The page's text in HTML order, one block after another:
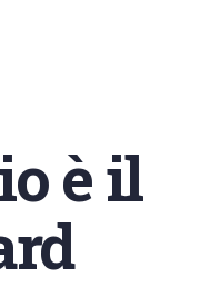
è il